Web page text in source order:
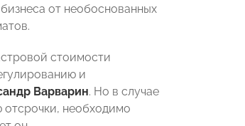
от необоснованных
стоимости
и
Варварин. Но в случае
отсрочки, необходимо